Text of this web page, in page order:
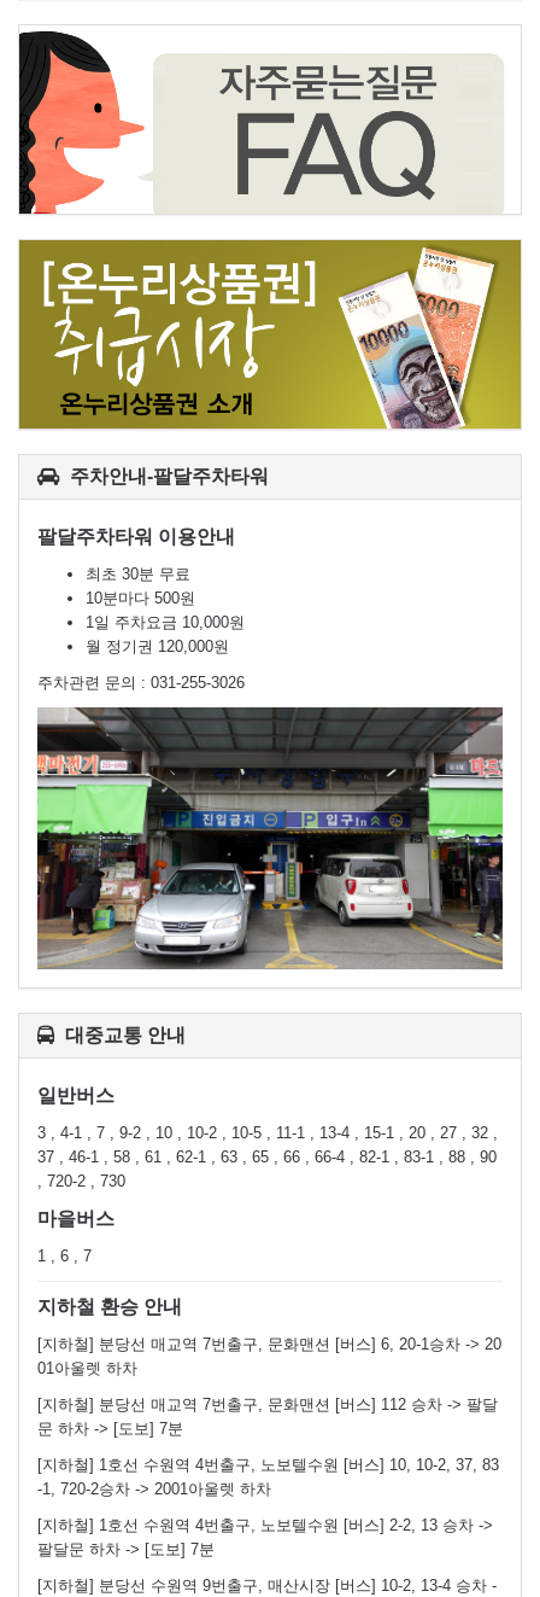
주차안내-팔달주차타워
팔달주차타워 이용안내
최초 30분 무료
10분마다 500원
1일 주차요금 10,000원
월 정기권 120,000원
주차관련 문의 : 031-255-3026
대중교통 안내
일반버스
3 , 4-1 , 7 , 9-2 , 10 , 10-2 , 10-5 , 11-1 , 13-4 , 15-1 , 20 , 27 , 32 ,
37 , 46-1 , 58 , 61 , 62-1 , 63 , 65 , 66 , 66-4 , 82-1 , 83-1 , 88 , 90
, 720-2 , 730
마을버스
1 , 6 , 7
지하철 환승 안내
[지하철] 분당선 매교역 7번출구, 문화맨션 [버스] 6, 20-1승차 -> 20
01아울렛 하차
[지하철] 분당선 매교역 7번출구, 문화맨션 [버스] 112 승차 -> 팔달
문 하차 -> [도보] 7분
[지하철] 1호선 수원역 4번출구, 노보텔수원 [버스] 10, 10-2, 37, 83
-1, 720-2승차 -> 2001아울렛 하차
[지하철] 1호선 수원역 4번출구, 노보텔수원 [버스] 2-2, 13 승차 ->
팔달문 하차 -> [도보] 7분
[지하철] 분당선 수원역 9번출구, 매산시장 [버스] 10-2, 13-4 승차 -